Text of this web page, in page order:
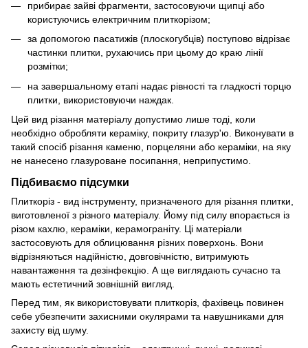
прибирає зайві фрагменти, застосовуючи щипці або
користуючись електричним плиткорізом;
за допомогою пасатижів (плоскогубців) поступово відрізає
частинки плитки, рухаючись при цьому до краю лінії
розмітки;
на завершальному етапі надає рівності та гладкості торцю
плитки, використовуючи наждак.
Цей вид різання матеріалу допустимо лише тоді, коли
необхідно обробляти кераміку, покриту глазур'ю. Виконувати в
такий спосіб різання каменю, порцеляни або кераміки, на яку
не нанесено глазуроване посипання, неприпустимо.
Підбиваємо підсумки
Плиткоріз - вид інструменту, призначеного для різання плитки,
виготовленої з різного матеріалу. Йому під силу впорається із
різом кахлю, кераміки, керамограніту. Ці матеріали
застосовують для облицювання різних поверхонь. Вони
відрізняються надійністю, довговічністю, витримують
навантаження та дезінфекцію. А ще виглядають сучасно та
мають естетичний зовнішній вигляд.
Перед тим, як використовувати плиткоріз, фахівець повинен
себе убезпечити захисними окулярами та навушниками для
захисту від шуму.